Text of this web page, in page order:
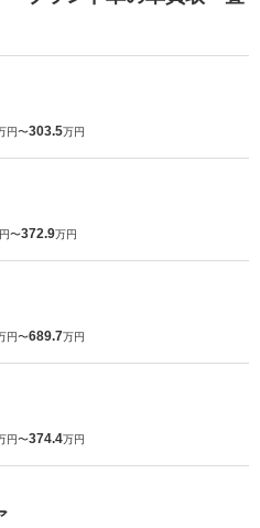
円〜303.5万円
〜372.9万円
円〜689.7万円
円〜374.4万円